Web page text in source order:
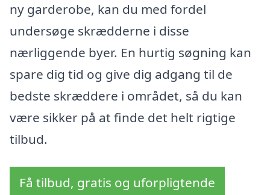
ny garderobe, kan du med fordel
undersøge skrædderne i disse
nærliggende byer. En hurtig søgning kan
spare dig tid og give dig adgang til de
bedste skræddere i området, så du kan
være sikker på at finde det helt rigtige
tilbud.
Få tilbud, gratis og uforpligtende